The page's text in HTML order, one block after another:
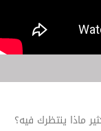
ماذا ينتظرك فيه؟